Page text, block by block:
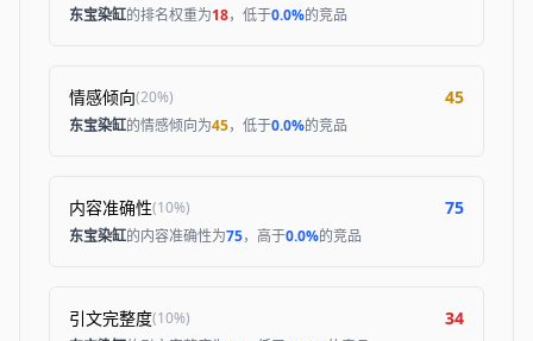
东宝染缸的排名权重为18，低于0.0%的竞品
情感倾向(20%) 45
东宝染缸的情感倾向为45，低于0.0%的竞品
内容准确性(10%) 75
东宝染缸的内容准确性为75，高于0.0%的竞品
引文完整度(10%) 34